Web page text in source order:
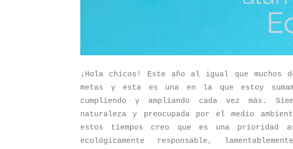
¡Hola chicos! Este año al igual que muchos
metas y esta es una en la que estoy
cumpliendo y ampliando cada vez más.
naturaleza y preocupada por el medio
estos tiempos creo que es una prioridad
ecológicamente responsable,